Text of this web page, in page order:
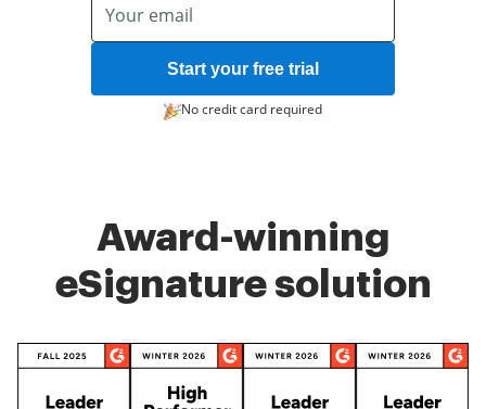
Start your free trial
No credit card required
Award-winning
eSignature solution